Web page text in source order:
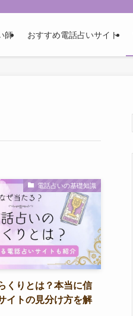
師 おすすめ電話占いサイト
電話占いの基礎知識
くりとは？本当に信
イトの見分け方を解